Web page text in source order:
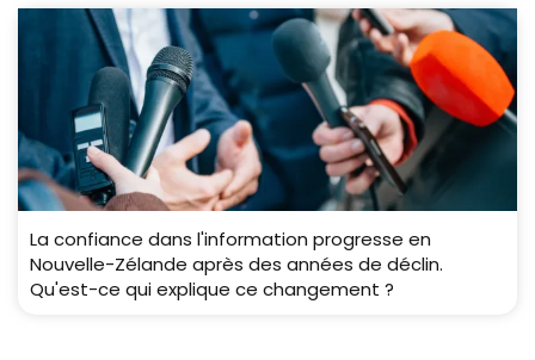
La confiance dans l'information progresse en
Nouvelle-Zélande après des années de déclin.
Qu'est-ce qui explique ce changement ?